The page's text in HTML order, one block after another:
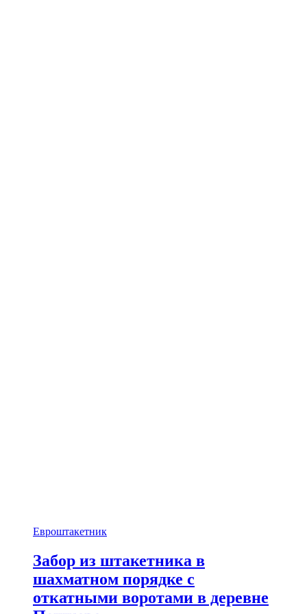
Евроштакетник
Забор из штакетника в
шахматном порядке с
откатными воротами в деревне